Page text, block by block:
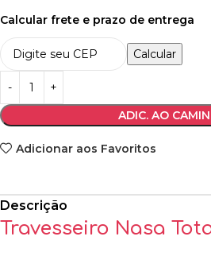
Calcular frete e prazo de entrega
Calcular
ADIC. AO
Adicionar aos Favoritos
Descrição
Travesseiro Nasa